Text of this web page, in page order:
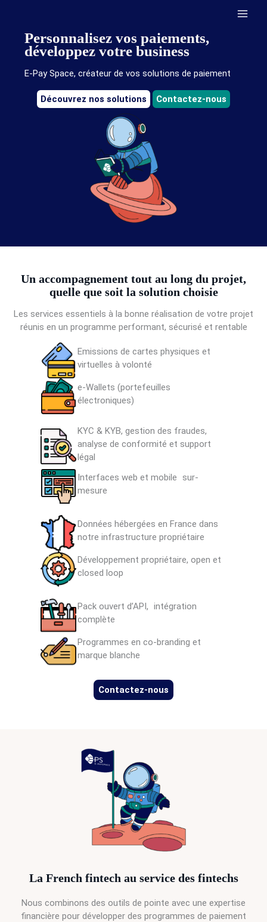
contenuPersonnalisez vos paiements,
développez votre business
E-Pay Space, créateur de vos solutions de paiement
Découvrez nos solutions Contactez-nous
Un accompagnement tout au long du projet,
quelle que soit la solution choisie
Les services essentiels à la bonne réalisation de votre projet
réunis en un programme performant, sécurisé et rentable
Emissions de cartes physiques et
virtuelles à volonté
e-Wallets (portefeuilles
électroniques)
KYC & KYB, gestion des fraudes,
analyse de conformité et support
légal
Interfaces web et mobile sur-
mesure
Données hébergées en France dans
notre infrastructure propriétaire
Développement propriétaire, open et
closed loop
Pack ouvert d’API, intégration
complète
Programmes en co-branding et
marque blanche
Contactez-nous
La French fintech au service des fintechs
Nous combinons des outils de pointe avec une expertise
financière pour développer des programmes de paiement